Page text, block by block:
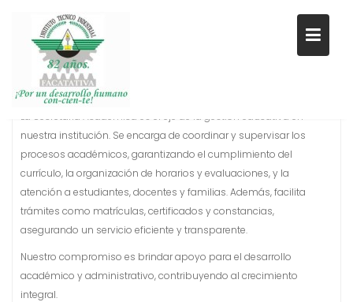
contenidoSECRETARÍA ACADÉMICA
La Secretaría Académica es el eje de la gestión educativa en
nuestra institución. Se encarga de coordinar y supervisar los
procesos académicos, garantizando el cumplimiento del
currículo, la organización de horarios y evaluaciones, y la
atención a estudiantes, docentes y familias. Además, facilita
trámites como matrículas, certificados y constancias,
asegurando un servicio eficiente y transparente.
Nuestro compromiso es brindar apoyo para el desarrollo
académico y administrativo, contribuyendo al crecimiento
integral.